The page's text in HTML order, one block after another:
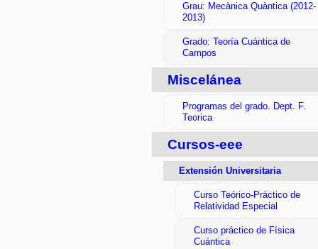
Grau: Mecànica Quàntica (2012-
2013)
Grado: Teoría Cuántica de
Campos
Miscelánea
Programas del grado. Dept. F.
Teorica
Cursos-eee
Extensión Universitaria
Curso Teórico-Práctico de
Relatividad Especial
Curso práctico de Física
Cuántica